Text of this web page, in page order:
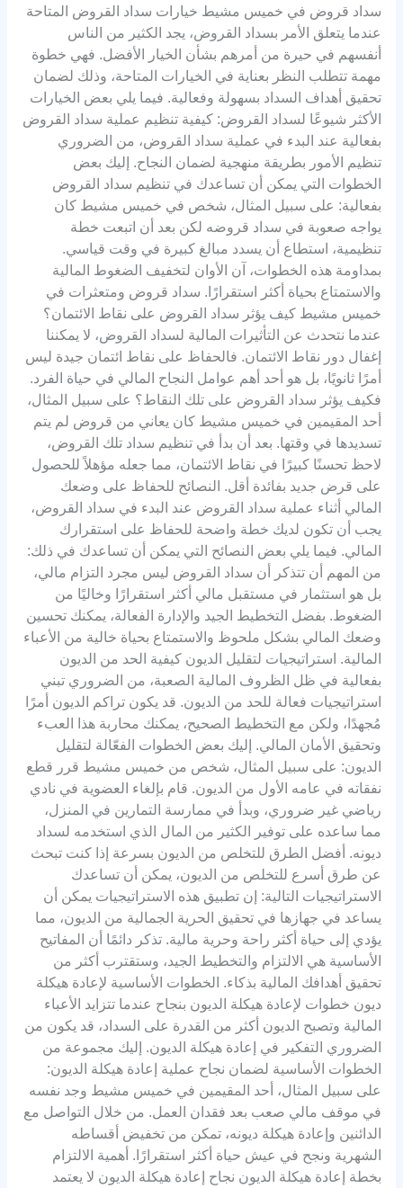
سداد قروض في خميس مشيط خيارات سداد القروض المتاحة
عندما يتعلق الأمر بسداد القروض، يجد الكثير من الناس
أنفسهم في حيرة من أمرهم بشأن الخيار الأفضل. فهي خطوة
مهمة تتطلب النظر بعناية في الخيارات المتاحة، وذلك لضمان
تحقيق أهداف السداد بسهولة وفعالية. فيما يلي بعض الخيارات
الأكثر شيوعًا لسداد القروض: كيفية تنظيم عملية سداد القروض
بفعالية عند البدء في عملية سداد القروض، من الضروري
تنظيم الأمور بطريقة منهجية لضمان النجاح. إليك بعض
الخطوات التي يمكن أن تساعدك في تنظيم سداد القروض
بفعالية: على سبيل المثال، شخص في خميس مشيط كان
يواجه صعوبة في سداد قروضه لكن بعد أن اتبعت خطة
تنظيمية، استطاع أن يسدد مبالغ كبيرة في وقت قياسي.
بمداومة هذه الخطوات، آن الأوان لتخفيف الضغوط المالية
والاستمتاع بحياة أكثر استقرارًا. سداد قروض ومتعثرات في
خميس مشيط كيف يؤثر سداد القروض على نقاط الائتمان؟
عندما نتحدث عن التأثيرات المالية لسداد القروض، لا يمكننا
إغفال دور نقاط الائتمان. فالحفاظ على نقاط ائتمان جيدة ليس
أمرًا ثانويًا، بل هو أحد أهم عوامل النجاح المالي في حياة الفرد.
فكيف يؤثر سداد القروض على تلك النقاط؟ على سبيل المثال،
أحد المقيمين في خميس مشيط كان يعاني من قروض لم يتم
تسديدها في وقتها. بعد أن بدأ في تنظيم سداد تلك القروض،
لاحظ تحسنًا كبيرًا في نقاط الائتمان، مما جعله مؤهلاً للحصول
على قرض جديد بفائدة أقل. النصائح للحفاظ على وضعك
المالي أثناء عملية سداد القروض عند البدء في سداد القروض،
يجب أن تكون لديك خطة واضحة للحفاظ على استقرارك
المالي. فيما يلي بعض النصائح التي يمكن أن تساعدك في ذلك:
من المهم أن تتذكر أن سداد القروض ليس مجرد التزام مالي،
بل هو استثمار في مستقبل مالي أكثر استقرارًا وخاليًا من
الضغوط. بفضل التخطيط الجيد والإدارة الفعالة، يمكنك تحسين
وضعك المالي بشكل ملحوظ والاستمتاع بحياة خالية من الأعباء
المالية. استراتيجيات لتقليل الديون كيفية الحد من الديون
بفعالية في ظل الظروف المالية الصعبة، من الضروري تبني
استراتيجيات فعالة للحد من الديون. قد يكون تراكم الديون أمرًا
مُجهدًا، ولكن مع التخطيط الصحيح، يمكنك محاربة هذا العبء
وتحقيق الأمان المالي. إليك بعض الخطوات الفعّالة لتقليل
الديون: على سبيل المثال، شخص من خميس مشيط قرر قطع
نفقاته في عامه الأول من الديون. قام بإلغاء العضوية في نادي
رياضي غير ضروري، وبدأ في ممارسة التمارين في المنزل،
مما ساعده على توفير الكثير من المال الذي استخدمه لسداد
ديونه. أفضل الطرق للتخلص من الديون بسرعة إذا كنت تبحث
عن طرق أسرع للتخلص من الديون، يمكن أن تساعدك
الاستراتيجيات التالية: إن تطبيق هذه الاستراتيجيات يمكن أن
يساعد في جهازها في تحقيق الحرية الجمالية من الديون، مما
يؤدي إلى حياة أكثر راحة وحرية مالية. تذكر دائمًا أن المفاتيح
الأساسية هي الالتزام والتخطيط الجيد، وستقترب أكثر من
تحقيق أهدافك المالية بذكاء. الخطوات الأساسية لإعادة هيكلة
ديون خطوات لإعادة هيكلة الديون بنجاح عندما تتزايد الأعباء
المالية وتصبح الديون أكثر من القدرة على السداد، قد يكون من
الضروري التفكير في إعادة هيكلة الديون. إليك مجموعة من
الخطوات الأساسية لضمان نجاح عملية إعادة هيكلة الديون:
على سبيل المثال، أحد المقيمين في خميس مشيط وجد نفسه
في موقف مالي صعب بعد فقدان العمل. من خلال التواصل مع
الدائنين وإعادة هيكلة ديونه، تمكن من تخفيض أقساطه
الشهرية ونجح في عيش حياة أكثر استقرارًا. أهمية الالتزام
بخطة إعادة هيكلة الديون نجاح إعادة هيكلة الديون لا يعتمد